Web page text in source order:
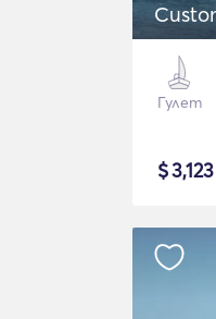
Гулет
$3,123